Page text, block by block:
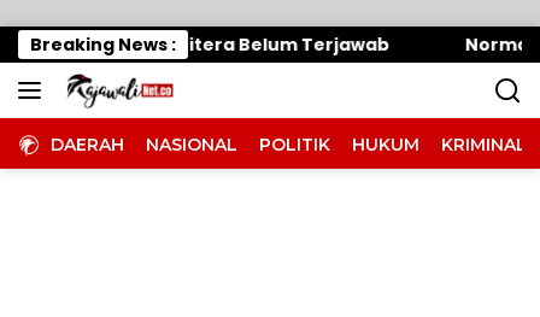
Breaking News :
Oknum Panitera Belum Terjawab Normalisasi
DAERAH NASIONAL POLITIK HUKUM KRIMINAL